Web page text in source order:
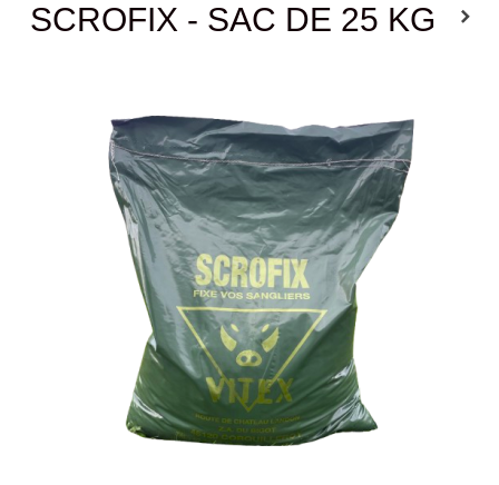
SCROFIX - SAC DE 25 KG